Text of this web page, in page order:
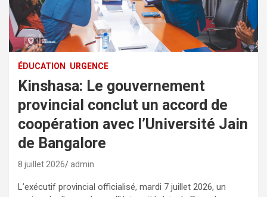
ÉDUCATION URGENCE
Kinshasa: Le gouvernement
provincial conclut un accord de
coopération avec l’Université Jain
de Bangalore
8 juillet 2026 admin
L’exécutif provincial officialisé, mardi 7 juillet 2026, un